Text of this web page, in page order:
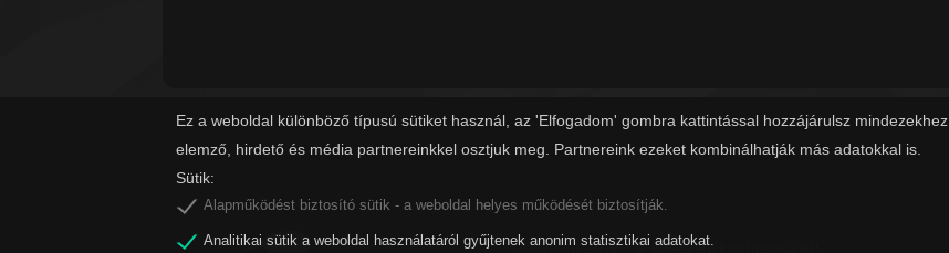
Ez a weboldal különböző típusú sütiket használ, az 'Elfogadom' gombra kattintással hozzájárulsz mindezekhez.
elemző, hirdető és média partnereinkkel osztjuk meg. Partnereink ezeket kombinálhatják más adatokkal is.
Sütik:
Alapműködést biztosító sütik - a weboldal helyes működését biztosítják.
Analitikai sütik a weboldal használatáról gyűjtenek anonim statisztikai adatokat.
Copyright 2019 - © Zalaszám Informatika Kft.